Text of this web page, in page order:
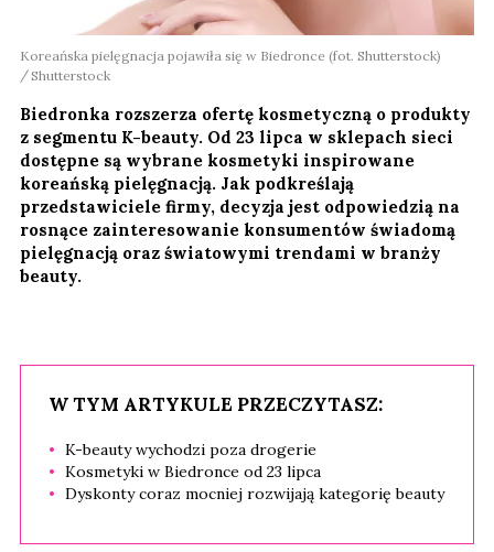
Koreańska pielęgnacja pojawiła się w Biedronce (fot. Shutterstock)
Shutterstock
Biedronka rozszerza ofertę kosmetyczną o produkty
z segmentu K-beauty. Od 23 lipca w sklepach sieci
dostępne są wybrane kosmetyki inspirowane
koreańską pielęgnacją. Jak podkreślają
przedstawiciele firmy, decyzja jest odpowiedzią na
rosnące zainteresowanie konsumentów świadomą
pielęgnacją oraz światowymi trendami w branży
beauty.
W TYM ARTYKULE PRZECZYTASZ:
K-beauty wychodzi poza drogerie
Kosmetyki w Biedronce od 23 lipca
Dyskonty coraz mocniej rozwijają kategorię beauty